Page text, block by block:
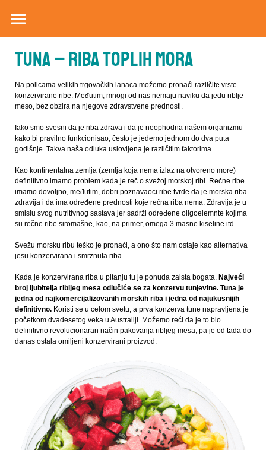
Tuna – riba toplih mora
Na policama velikih trgovačkih lanaca možemo pronaći različite vrste
konzervirane ribe. Međutim, mnogi od nas nemaju naviku da jedu riblje
meso, bez obzira na njegove zdravstvene prednosti.
Iako smo svesni da je riba zdrava i da je neophodna našem organizmu
kako bi pravilno funkcionisao, često je jedemo jednom do dva puta
godišnje. Takva naša odluka uslovljena je različitim faktorima.
Kao kontinentalna zemlja (zemlja koja nema izlaz na otvoreno more)
definitivno imamo problem kada je reč o svežoj morskoj ribi. Rečne ribe
imamo dovoljno, međutim, dobri poznavaoci ribe tvrde da je morska riba
zdravija i da ima određene prednosti koje rečna riba nema. Zdravija je u
smislu svog nutritivnog sastava jer sadrži određene oligoelemnte kojima
su rečne ribe siromašne, kao, na primer, omega 3 masne kiseline itd…
Svežu morsku ribu teško je pronaći, a ono što nam ostaje kao alternativa
jesu konzervirana i smrznuta riba.
Kada je konzervirana riba u pitanju tu je ponuda zaista bogata. Najveći
broj ljubitelja ribljeg mesa odlučiće se za konzervu tunjevine. Tuna je
jedna od najkomercijalizovanih morskih riba i jedna od najukusnijih
definitivno. Koristi se u celom svetu, a prva konzerva tune napravljena je
početkom dvadesetog veka u Australiji. Možemo reći da je to bio
definitivno revolucionaran način pakovanja ribljeg mesa, pa je od tada do
danas ostala omiljeni konzervirani proizvod.